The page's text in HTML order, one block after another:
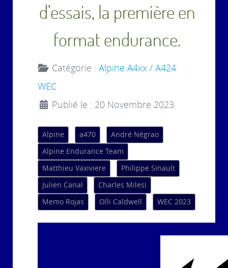
d’essais, la première en
format endurance.
Catégorie : Alpine A4xx / A424
WEC
Publié le : 20 Novembre 2023
Alpine a470
André Négrao
Alpine Endurance Team
Matthieu Vaxiviere
Philippe Sinault
Julien Canal
Charles Milesi
Memo Rojas
Olli Caldwell WEC 2023